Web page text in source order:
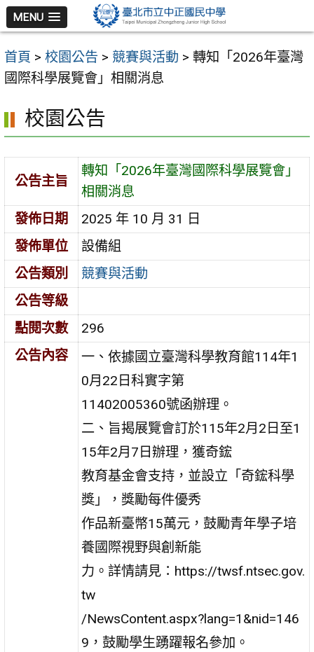
跳
至
主
要
容
區
MENU
首頁 > 校園公告 > 競賽與活動 > 轉知「2026年臺灣
國際科學展覽會」相關消息
校園公告
公告主旨
轉知「2026年臺灣國際科學展覽會」
相關消息
發佈日期
2025 年 10 月 31 日
發佈單位
設備組
公告類別
競賽與活動
公告等級
點閱次數
296
公告內容
一、依據國立臺灣科學教育館114年1
0月22日科實字第
11402005360號函辦理。
二、旨揭展覽會訂於115年2月2日至1
15年2月7日辦理，獲奇鋐
教育基金會支持，並設立「奇鋐科學
獎」，獎勵每件優秀
作品新臺幣15萬元，鼓勵青年學子培
養國際視野與創新能
力。詳情請見：https://twsf.ntsec.gov.
tw
/NewsContent.aspx?lang=1&nid=146
9，鼓勵學生踴躍報名參加。